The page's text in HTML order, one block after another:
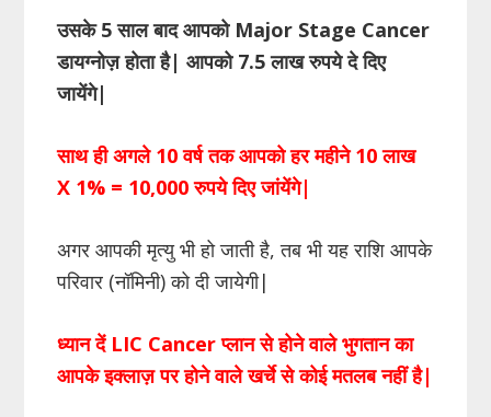
उसके 5 साल बाद आपको Major Stage Cancer
डायग्नोज़ होता है| आपको 7.5 लाख रुपये दे दिए
जायेंगे|
साथ ही अगले 10 वर्ष तक आपको हर महीने 10 लाख
X 1% = 10,000 रुपये दिए जांयेंगे|
अगर आपकी मृत्यु भी हो जाती है, तब भी यह राशि आपके
परिवार (नॉमिनी) को दी जायेगी|
ध्यान दें LIC Cancerप्लान से होने वाले भुगतान का
आपके इक्लाज़ पर होने वाले खर्चे से कोई मतलब नहीं है|